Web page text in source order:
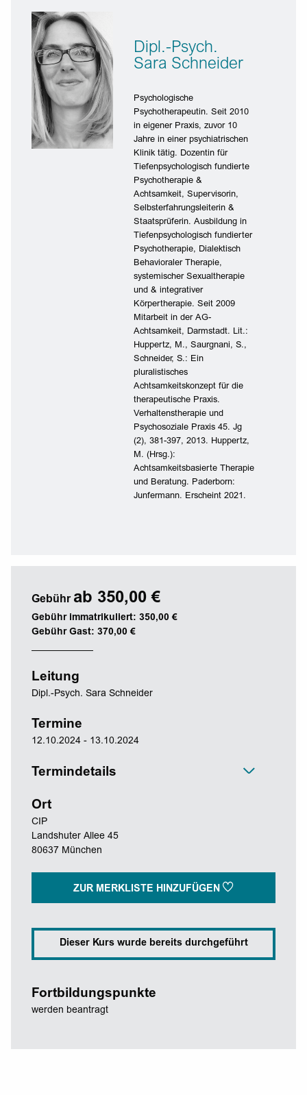
Dipl.-Psych.
Sara Schneider
Psychologische
Psychotherapeutin. Seit 2010
in eigener Praxis, zuvor 10
Jahre in einer psychiatrischen
Klinik tätig. Dozentin für
Tiefenpsychologisch fundierte
Psychotherapie &
Achtsamkeit, Supervisorin,
Selbsterfahrungsleiterin &
Staatsprüferin. Ausbildung in
Tiefenpsychologisch fundierter
Psychotherapie, Dialektisch
Behavioraler Therapie,
systemischer Sexualtherapie
und & integrativer
Körpertherapie. Seit 2009
Mitarbeit in der AG-
Achtsamkeit, Darmstadt. Lit.:
Huppertz, M., Saurgnani, S.,
Schneider, S.: Ein
pluralistisches
Achtsamkeitskonzept für die
therapeutische Praxis.
Verhaltenstherapie und
Psychosoziale Praxis 45. Jg
(2), 381-397, 2013. Huppertz,
M. (Hrsg.):
Achtsamkeitsbasierte Therapie
und Beratung. Paderborn:
Junfermann. Erscheint 2021.
Gebühr ab 350,00 €
Gebühr immatrikuliert: 350,00 €
Gebühr Gast: 370,00 €
Leitung
Dipl.-Psych. Sara Schneider
Termine
12.10.2024 - 13.10.2024
Termindetails
Ort
CIP
Landshuter Allee 45
80637 München
ZUR MERKLISTE HINZUFÜGEN
Dieser Kurs wurde bereits durchgeführt
Fortbildungspunkte
werden beantragt